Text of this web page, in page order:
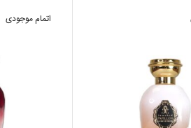
اتمام موجودی